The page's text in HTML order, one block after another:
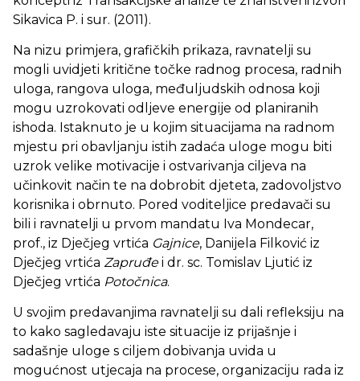
Sikavica P. i sur. (2011).
Na nizu primjera, grafičkih prikaza, ravnatelji su
mogli uvidjeti kritične točke radnog procesa, radnih
uloga, rangova uloga, međuljudskih odnosa koji
mogu uzrokovati odljeve energije od planiranih
ishoda. Istaknuto je u kojim situacijama na radnom
mjestu pri obavljanju istih zadaća uloge mogu biti
uzrok velike motivacije i ostvarivanja ciljeva na
učinkovit način te na dobrobit djeteta, zadovoljstvo
korisnika i obrnuto. Pored voditeljice predavači su
bili i ravnatelji u prvom mandatu Iva Mondecar,
prof., iz Dječjeg vrtića Gajnice, Danijela Filković iz
Dječjeg vrtića Zapruđei dr. sc. Tomislav Ljutić iz
Dječjeg vrtića Potočnica.
U svojim predavanjima ravnatelji su dali refleksiju na
to kako sagledavaju iste situacije iz prijašnje i
sadašnje uloge s ciljem dobivanja uvida u
mogućnost utjecaja na procese, organizaciju rada iz